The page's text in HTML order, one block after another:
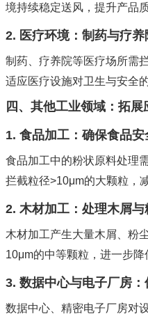
境持续稳定送风，提升产品
2. 医疗环境：制药与疗养
制药、疗养院等医疗场所需
适应医疗设施对卫生与安全
四、其他工业领域：拓
1. 食品加工：确保食品
食品加工中的粉状原料处理
拦截粒径>10μm的大颗粒，
2. 木材加工：处理木屑与
木材加工产生大量木屑、粉
10μm的中等颗粒，进一步降
3. 数据中心与电子厂房
数据中心、精密电子厂房对